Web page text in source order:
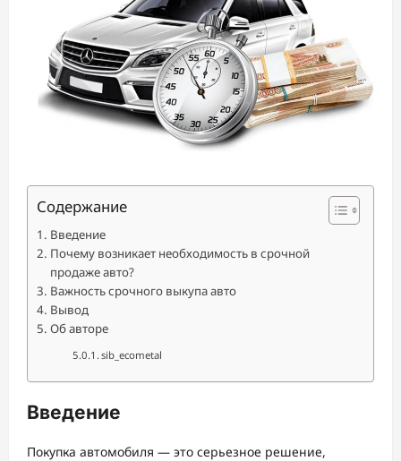
Содержание
Введение
Почему возникает необходимость в срочной
продаже авто?
Важность срочного выкупа авто
Вывод
Об авторе
sib_ecometal
Введение
Покупка автомобиля — это серьезное решение,